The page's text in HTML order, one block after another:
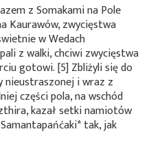
z Somakami na Pole
Kaurawów, zwycięstwa
w Wedach
z walki, chciwi zwycięstwa
gotowi. [5] Zbliżyli się do
i wraz z
części pola, na wschód
kazał setki namiotów
Samantapańćaki*tak, jak